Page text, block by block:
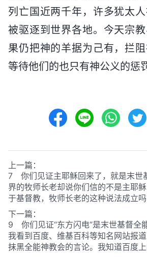
列亡国近两千年，许多犹太
被驱逐到世界各地。今天宗
果仍把神的羊据为己有，拦阻
等待他们的也只有神公义的惩
上一篇：
7 你们见证主耶稣回来了，就是末世
界的牧师长老却说你们信的不是主耶
于基督教，牧师长老的这种说法成立吗
下一篇：
9 你们见证“东方闪电”是末世基督全
我看到百度、维基百科等知名网站报道
抹黑全能神教会的言论。我知道百度